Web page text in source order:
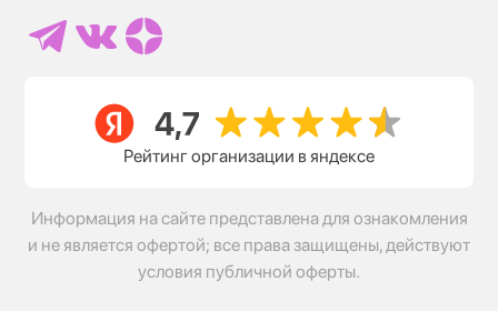
Рейтинг организации в яндексе
Информация на сайте представлена для ознакомления
и не является офертой; все права защищены, действуют
условия публичной оферты.